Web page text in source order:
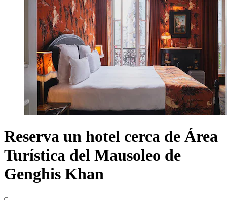
Reserva un hotel cerca de Área
Turística del Mausoleo de
Genghis Khan